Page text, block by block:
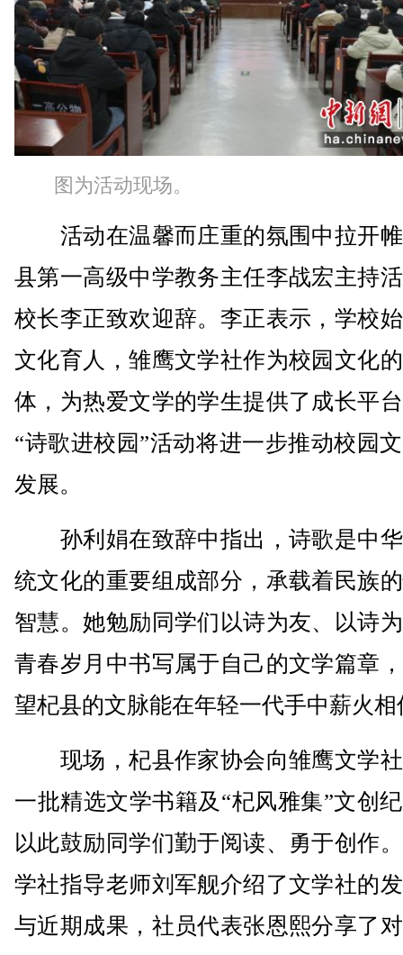
图为活动现场。
活动在温馨而庄重的氛围中拉开
县第一高级中学教务主任李战宏主持
校长李正致欢迎辞。李正表示，学校
文化育人，雏鹰文学社作为校园文化
体，为热爱文学的学生提供了成长平
“诗歌进校园”活动将进一步推动校园
发展。
孙利娟在致辞中指出，诗歌是中
统文化的重要组成部分，承载着民族
智慧。她勉励同学们以诗为友、以诗
青春岁月中书写属于自己的文学篇章
望杞县的文脉能在年轻一代手中薪火相
现场，杞县作家协会向雏鹰文学
一批精选文学书籍及“杞风雅集”文创
以此鼓励同学们勤于阅读、勇于创作
学社指导老师刘军舰介绍了文学社的
与近期成果，社员代表张恩熙分享了